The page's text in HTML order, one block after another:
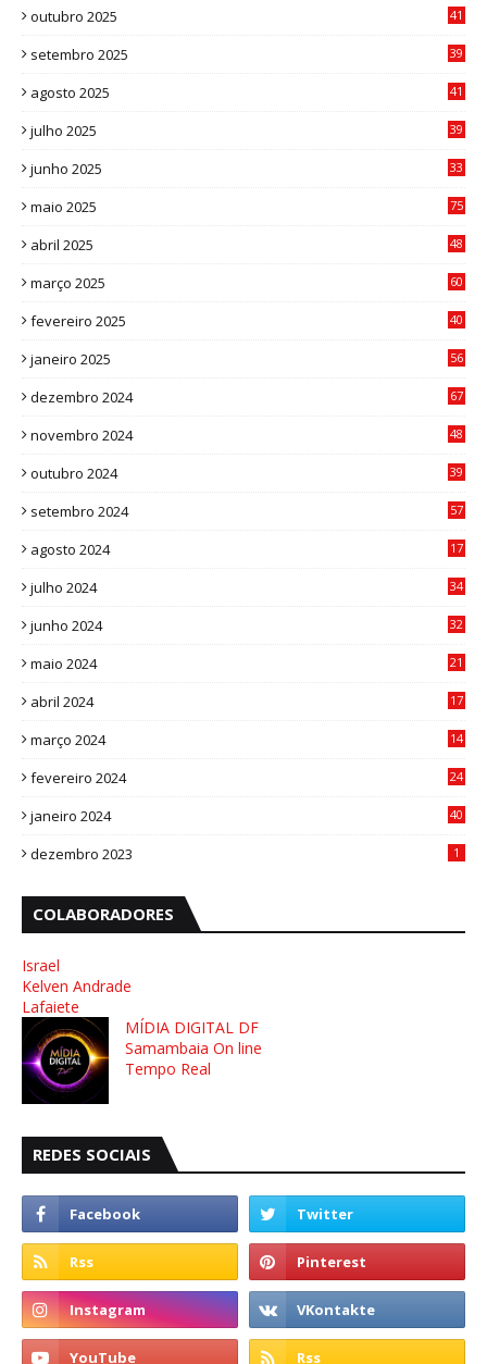
outubro 2025
41
setembro 2025
39
agosto 2025
41
julho 2025
39
junho 2025
33
maio 2025 75
abril 2025
48
março 2025
60
fevereiro 2025
40
janeiro 2025
56
dezembro 2024
67
novembro 2024
48
outubro 2024
39
setembro 2024
57
agosto 2024
17
julho 2024
34
junho 2024
32
maio 2024
21
abril 2024
17
março 2024
14
fevereiro 2024
24
janeiro 2024
40
dezembro 2023 1
COLABORADORES
Israel
Kelven Andrade
Lafaiete
MÍDIA DIGITAL DF
Samambaia On line
Tempo Real
REDES SOCIAIS